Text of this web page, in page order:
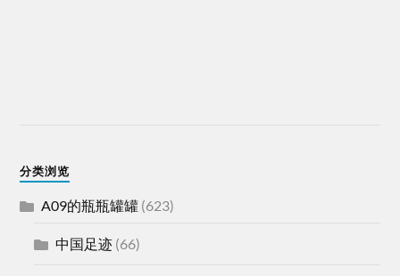
分类浏览
A09的瓶瓶罐罐 (623)
中国足迹 (66)